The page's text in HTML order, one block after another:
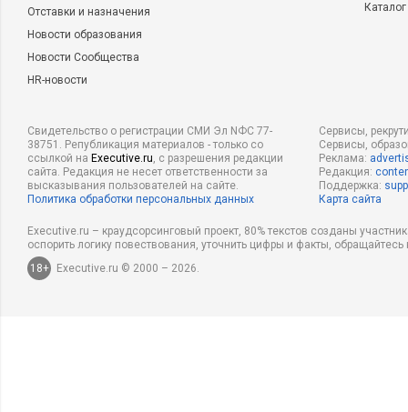
Отставки и назначения
Новости образования
Новости Сообщества
HR-новости
Свидетельство о регистрации СМИ Эл NФС 77-
38751. Републикация материалов - только со
ссылкой на Executive.ru, с разрешения редакции
сайта. Редакция не несет ответственности за
высказывания пользователей на сайте.
Политика обработки персональных данных
Сервисы,
Сервисы,
Реклама:
Редакция:
Поддержка:
Карта сайта
Executive.ru – краудсорсинговый проект, 80% текстов созданы
оспорить логику повествования, уточнить цифры и факты,
18+
Executive.ru © 2000 – 2026.